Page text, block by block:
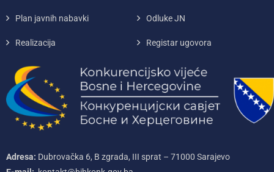
Plan javnih nabavki Odluke JN
Realizacija Registar ugovora
Adresa: Dubrovačka 6, B zgrada, III sprat – 71000‌ Sarajevo